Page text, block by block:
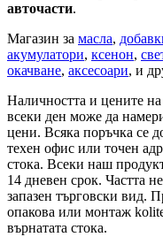
авточасти.
Магазин за масла,
акумулатори, ксенон,
окачване, аксесоари, и
Наличността и цените на
всеки ден може да
цени. Всяка поръчка се
техен офис или точен
стока. Всеки наш
14 дневен срок. Частта
запазен търговски вид.
опакова или монтаж
върнатата стока.